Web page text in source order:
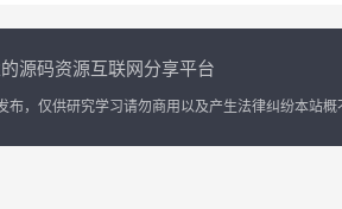
源码资源互联网分享平台
布，仅供研究学习请勿商用以及产生法律纠纷本站